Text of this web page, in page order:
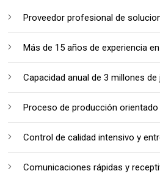
Proveedor profesional de
Más de 15 años de experiencia
Capacidad anual de 3 millones de
Proceso de producción orientado
Control de calidad intensivo y
Comunicaciones rápidas y